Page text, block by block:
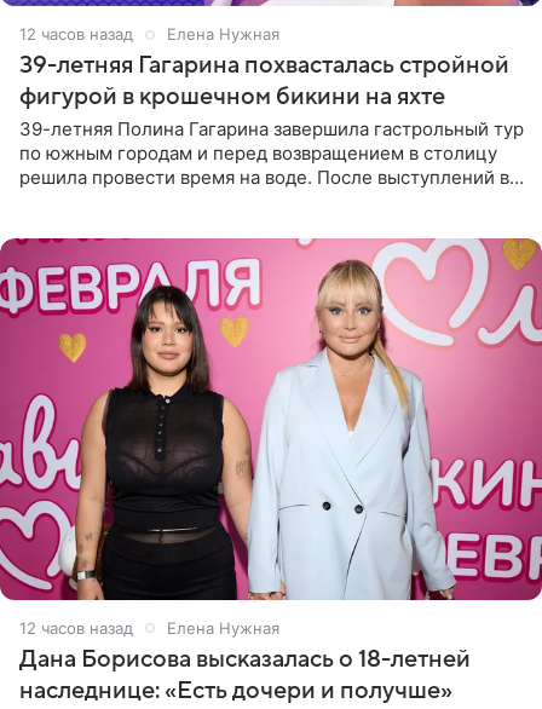
12 часов назад Елена Нужная
39-летняя Гагарина похвасталась стройной
фигурой в крошечном бикини на яхте
39-летняя Полина Гагарина завершила гастрольный тур
по южным городам и перед возвращением в столицу
решила провести время на воде. После выступлений в
12 часов назад Елена Нужная
Дана Борисова высказалась о 18-летней
наследнице: «Есть дочери и получше»